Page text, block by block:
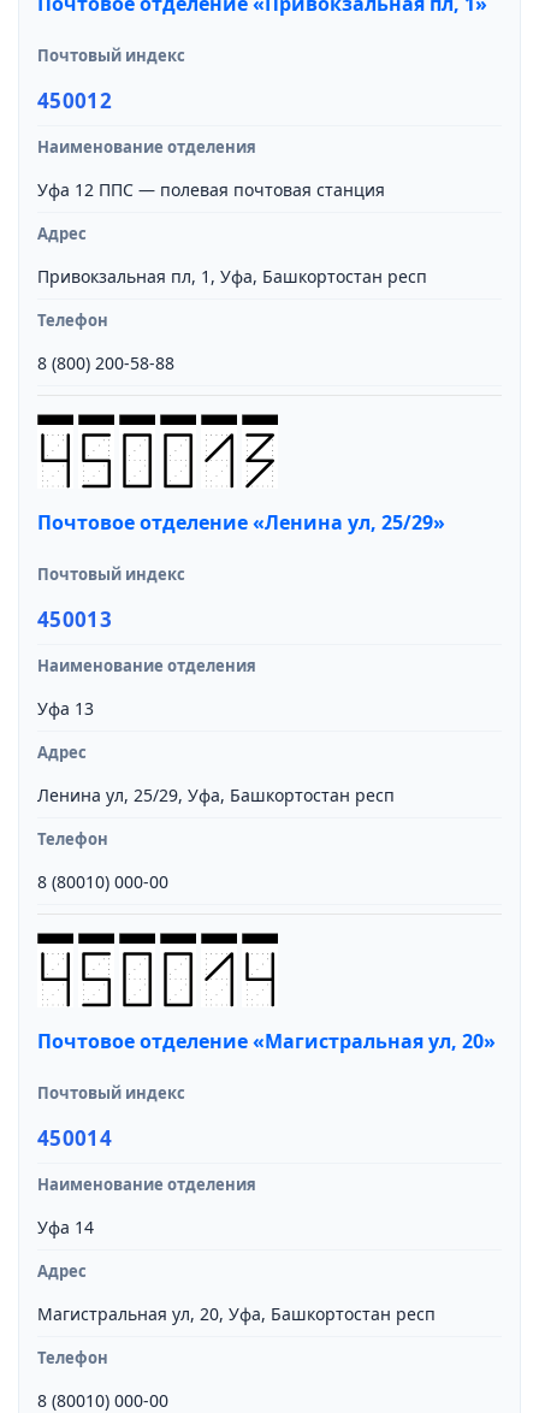
Почтовый индекс
450012
Наименование отделения
Уфа 12 ППС — полевая почтовая станция
Адрес
Привокзальная пл, 1, Уфа, Башкортостан респ
Телефон
8 (800) 200-58-88
Почтовое отделение «Ленина ул, 25/29»
Почтовый индекс
450013
Наименование отделения
Уфа 13
Адрес
Ленина ул, 25/29, Уфа, Башкортостан респ
Телефон
8 (80010) 000-00
Почтовое отделение «Магистральная ул, 20»
Почтовый индекс
450014
Наименование отделения
Уфа 14
Адрес
Магистральная ул, 20, Уфа, Башкортостан респ
Телефон
8 (80010) 000-00